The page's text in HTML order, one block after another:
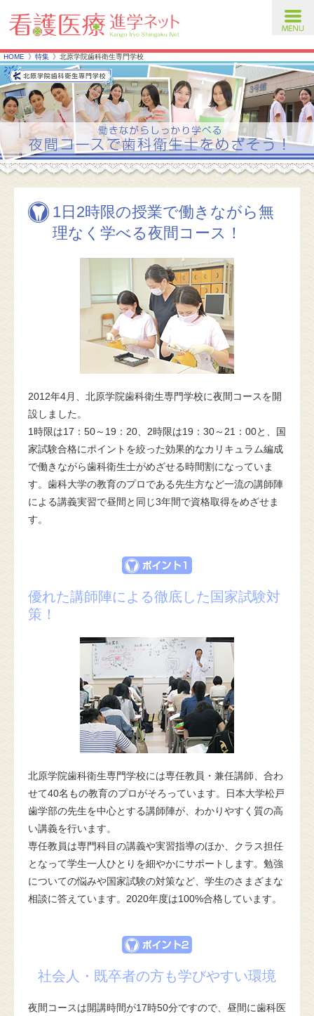
HOME 特集 北原学院歯科衛生専門学校
1日2時限の授業で働きながら無
理なく学べる夜間コース！
2012年4月、北原学院歯科衛生専門学校に夜間コースを開
設しました。
1時限は17：50～19：20、2時限は19：30～21：00と、国
家試験合格にポイントを絞った効果的なカリキュラム編成
で働きながら歯科衛生士がめざせる時間割になっていま
す。歯科大学の教育のプロである先生方など一流の講師陣
による講義実習で昼間と同じ3年間で資格取得をめざせま
す。
優れた講師陣による徹底した国家試験対
策！
北原学院歯科衛生専門学校には専任教員・兼任講師、合わ
せて40名もの教育のプロがそろっています。日本大学松戸
歯学部の先生を中心とする講師陣が、わかりやすく質の高
い講義を行います。
専任教員は専門科目の講義や実習指導のほか、クラス担任
となって学生一人ひとりを細やかにサポートします。勉強
についての悩みや国家試験の対策など、学生のさまざまな
相談に答えています。2020年度は100%合格しています。
社会人・既卒者の方も学びやすい環境
夜間コースは開講時間が17時50分ですので、昼間に歯科医